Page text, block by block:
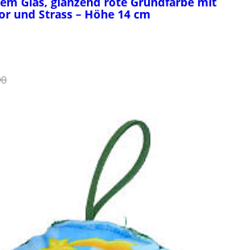
und Strass – Höhe 14 cm